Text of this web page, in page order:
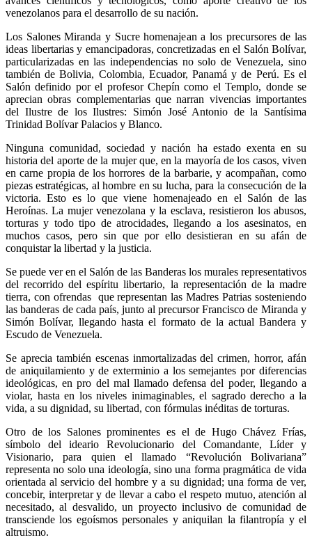
venezolanos para el desarrollo de su nación.
Los Salones Miranda y Sucre homenajean a los precursores de las
ideas libertarias y emancipadoras, concretizadas en el Salón Bolívar,
particularizadas en las independencias no solo de Venezuela, sino
también de Bolivia, Colombia, Ecuador, Panamá y de Perú. Es el
Salón definido por el profesor Chepín como el Templo, donde se
aprecian obras complementarias que narran vivencias importantes
del Ilustre de los Ilustres: Simón José Antonio de la Santísima
Trinidad Bolívar Palacios y Blanco.
Ninguna comunidad, sociedad y nación ha estado exenta en su
historia del aporte de la mujer que, en la mayoría de los casos, viven
en carne propia de los horrores de la barbarie, y acompañan, como
piezas estratégicas, al hombre en su lucha, para la consecución de la
victoria. Esto es lo que viene homenajeado en el Salón de las
Heroínas. La mujer venezolana y la esclava, resistieron los abusos,
torturas y todo tipo de atrocidades, llegando a los asesinatos, en
muchos casos, pero sin que por ello desistieran en su afán de
conquistar la libertad y la justicia.
Se puede ver en el Salón de las Banderas los murales representativos
del recorrido del espíritu libertario, la representación de la madre
tierra, con ofrendas que representan las Madres Patrias sosteniendo
las banderas de cada país, junto al precursor Francisco de Miranda y
Simón Bolívar, llegando hasta el formato de la actual Bandera y
Escudo de Venezuela.
Se aprecia también escenas inmortalizadas del crimen, horror, afán
de aniquilamiento y de exterminio a los semejantes por diferencias
ideológicas, en pro del mal llamado defensa del poder, llegando a
violar, hasta en los niveles inimaginables, el sagrado derecho a la
vida, a su dignidad, su libertad, con fórmulas inéditas de torturas.
Otro de los Salones prominentes es el de Hugo Chávez Frías,
símbolo del ideario Revolucionario del Comandante, Líder y
Visionario, para quien el llamado “Revolución Bolivariana”
representa no solo una ideología, sino una forma pragmática de vida
orientada al servicio del hombre y a su dignidad; una forma de ver,
concebir, interpretar y de llevar a cabo el respeto mutuo, atención al
necesitado, al desvalido, un proyecto inclusivo de comunidad de
transciende los egoísmos personales y aniquilan la filantropía y el
altruismo.